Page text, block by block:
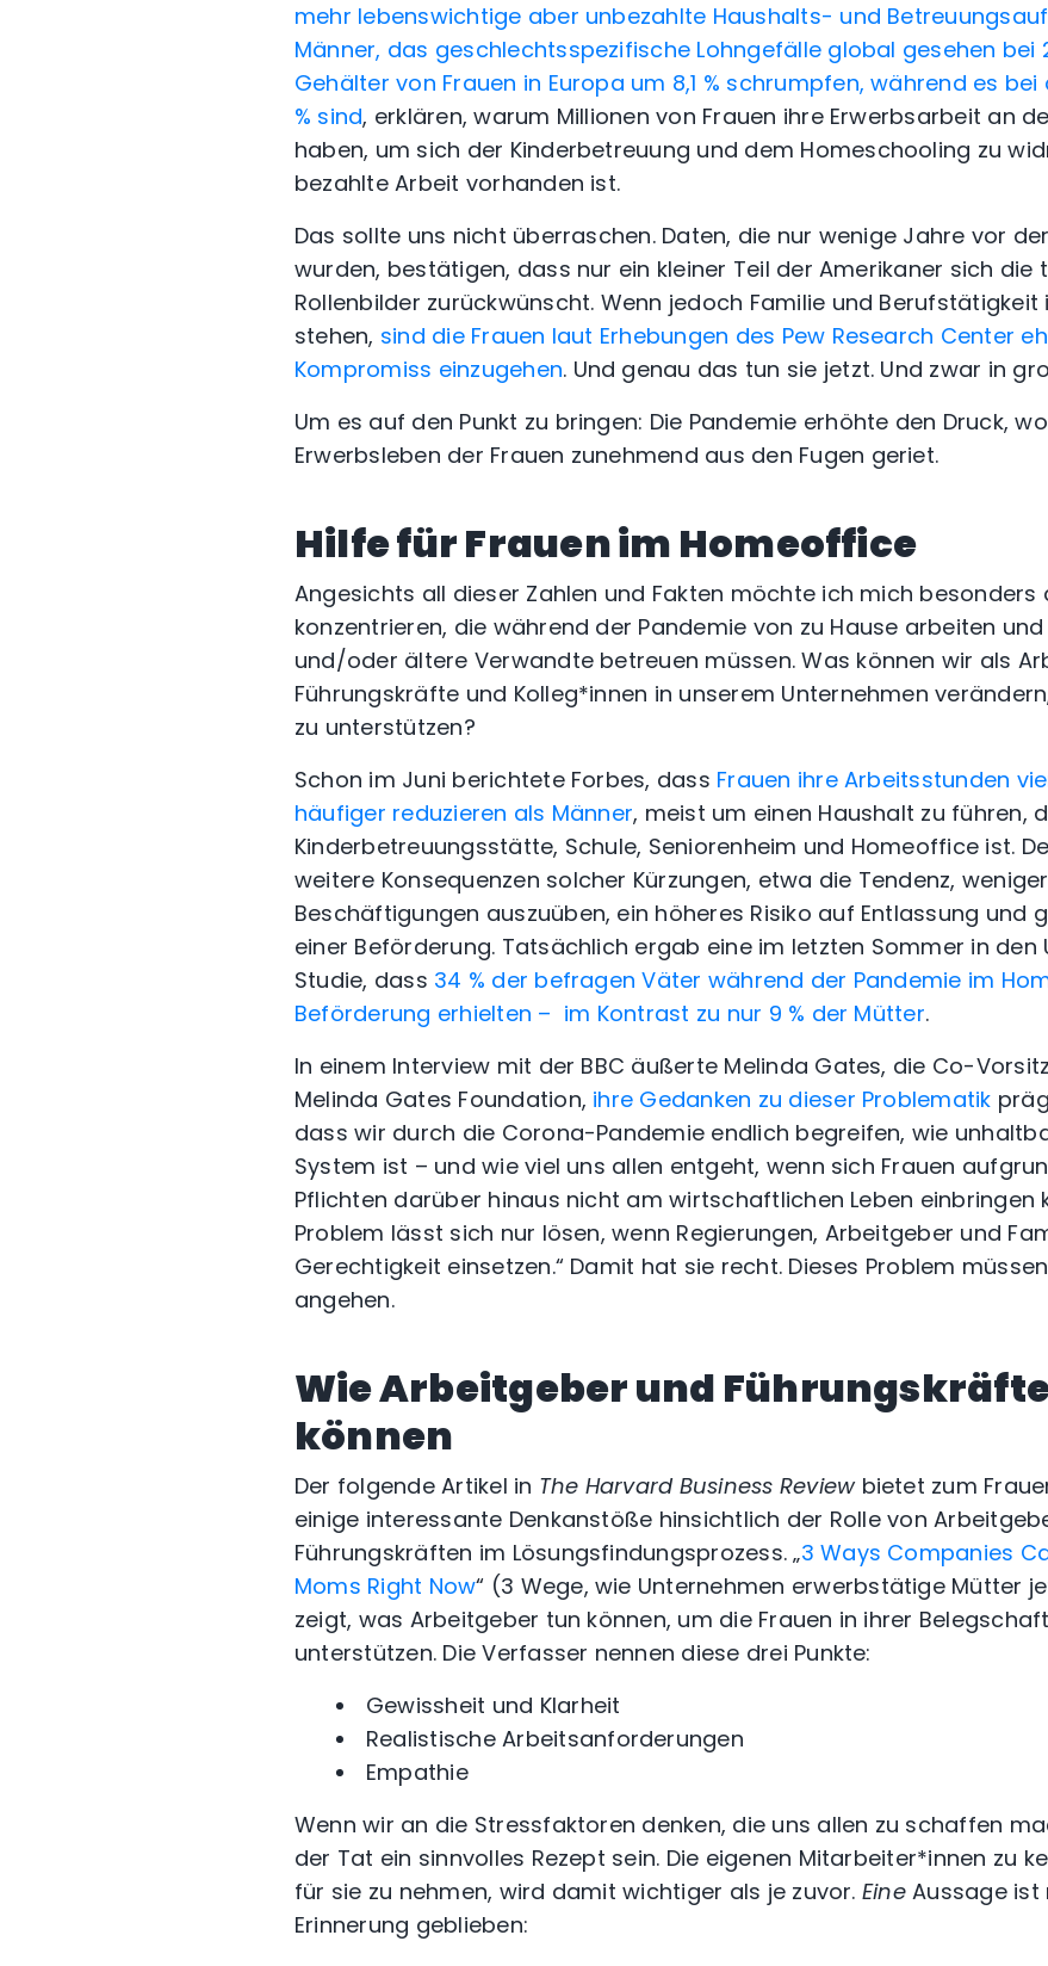
mehr lebenswichtige aber unbezahlte Haushalts- und
Männer, das geschlechtsspezifische Lohngefälle global gesehen bei
Gehälter von Frauen in Europa um 8,1 % schrumpfen, während es
% sind, erklären, warum Millionen von Frauen ihre Erwerbsarbeit an
haben, um sich der Kinderbetreuung und dem Homeschooling zu
bezahlte Arbeit vorhanden ist.
Das sollte uns nicht überraschen. Daten, die nur wenige Jahre vor
wurden, bestätigen, dass nur ein kleiner Teil der Amerikaner sich die
Rollenbilder zurückwünscht. Wenn jedoch Familie und
stehen, sind die Frauen laut Erhebungen des Pew Research Center
Kompromiss einzugehen. Und genau das tun sie jetzt. Und zwar in
Um es auf den Punkt zu bringen: Die Pandemie erhöhte den Druck,
Erwerbsleben der Frauen zunehmend aus den Fugen geriet.
Hilfe für Frauen im Homeoffice
Angesichts all dieser Zahlen und Fakten möchte ich mich besonders
konzentrieren, die während der Pandemie von zu Hause arbeiten
und/oder ältere Verwandte betreuen müssen. Was können wir als
Führungskräfte und Kolleg*innen in unserem Unternehmen
zu unterstützen?
Schon im Juni berichtete Forbes, dass Frauen ihre Arbeitsstunden
häufiger reduzieren als Männer, meist um einen Haushalt zu führen,
Kinderbetreuungsstätte, Schule, Seniorenheim und Homeoffice ist.
weitere Konsequenzen solcher Kürzungen, etwa die Tendenz,
Beschäftigungen auszuüben, ein höheres Risiko auf Entlassung und
einer Beförderung. Tatsächlich ergab eine im letzten Sommer in den
Studie, dass 34 % der befragen Väter während der Pandemie im
Beförderung erhielten – im Kontrast zu nur 9 % der Mütter.
In einem Interview mit der BBC äußerte Melinda Gates, die Co-
Melinda Gates Foundation, ihre Gedanken zu dieser Problematik
dass wir durch die Corona-Pandemie endlich begreifen, wie
System ist – und wie viel uns allen entgeht, wenn sich Frauen
Pflichten darüber hinaus nicht am wirtschaftlichen Leben einbringen
Problem lässt sich nur lösen, wenn Regierungen, Arbeitgeber und
Gerechtigkeit einsetzen.“ Damit hat sie recht. Dieses Problem
angehen.
Wie Arbeitgeber und
können
Der folgende Artikel in The Harvard Business Review bietet zum
einige interessante Denkanstöße hinsichtlich der Rolle von
Führungskräften im Lösungsfindungsprozess. „3 Ways Companies
Moms Right Now“ (3 Wege, wie Unternehmen erwerbstätige Mütter
zeigt, was Arbeitgeber tun können, um die Frauen in ihrer
unterstützen. Die Verfasser nennen diese drei Punkte:
Gewissheit und Klarheit
Realistische Arbeitsanforderungen
Empathie
Wenn wir an die Stressfaktoren denken, die uns allen zu schaffen
der Tat ein sinnvolles Rezept sein. Die eigenen Mitarbeiter*innen zu
für sie zu nehmen, wird damit wichtiger als je zuvor. EineAussage ist
Erinnerung geblieben: